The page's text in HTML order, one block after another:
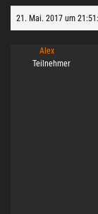
21. Mai. 2017 um
Alex
Teilnehmer